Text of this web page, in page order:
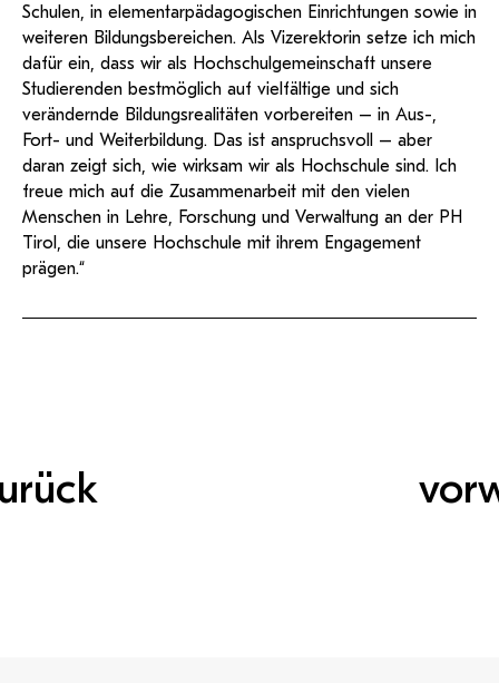
Schulen, in elementarpädagogischen Einrichtungen sowie in
weiteren Bildungsbereichen. Als Vizerektorin setze ich mich
dafür ein, dass wir als Hochschulgemeinschaft unsere
Studierenden bestmöglich auf vielfältige und sich
verändernde Bildungsrealitäten vorbereiten – in Aus-,
Fort- und Weiterbildung. Das ist anspruchsvoll – aber
daran zeigt sich, wie wirksam wir als Hochschule sind. Ich
freue mich auf die Zusammenarbeit mit den vielen
Menschen in Lehre, Forschung und Verwaltung an der PH
Tirol, die unsere Hochschule mit ihrem Engagement
prägen.“